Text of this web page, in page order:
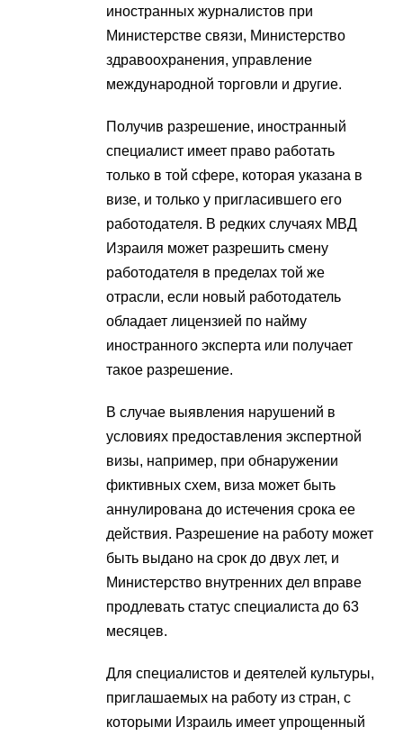
иностранных журналистов при
Министерстве связи, Министерство
здравоохранения, управление
международной торговли и другие.
Получив разрешение, иностранный
специалист имеет право работать
только в той сфере, которая указана в
визе, и только у пригласившего его
работодателя. В редких случаях МВД
Израиля может разрешить смену
работодателя в пределах той же
отрасли, если новый работодатель
обладает лицензией по найму
иностранного эксперта или получает
такое разрешение.
В случае выявления нарушений в
условиях предоставления экспертной
визы, например, при обнаружении
фиктивных схем, виза может быть
аннулирована до истечения срока ее
действия. Разрешение на работу может
быть выдано на срок до двух лет, и
Министерство внутренних дел вправе
продлевать статус специалиста до 63
месяцев.
Для специалистов и деятелей культуры,
приглашаемых на работу из стран, с
которыми Израиль имеет упрощенный